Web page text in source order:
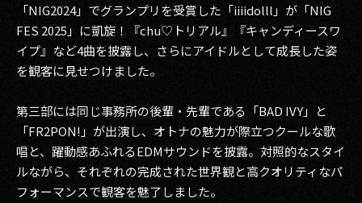
「NIG2024」でグランプリを受賞した「iiiidolll」が「NIG
FES 2025」に凱旋！『chu♡トリアル』『キャンディースワ
イプ』など4曲を披露し、さらにアイドルとして成長した姿
を観客に見せつけました。
第三部には同じ事務所の後輩・先輩である「BAD IVY」と
「FR2PON!」が出演し、オトナの魅力が際立つクールな歌
唱と、躍動感あふれるEDMサウンドを披露。対照的なスタイ
ルながら、それぞれの完成された世界観と高クオリティなパ
フォーマンスで観客を魅了しました。